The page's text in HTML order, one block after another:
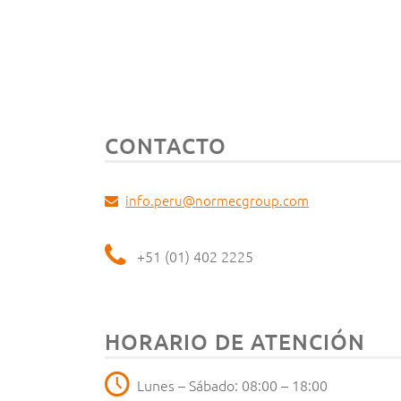
CONTACTO
info.peru@normecgroup.com
+51 (01) 402 2225
HORARIO DE ATENCIÓN
Lunes – Sábado: 08:00 – 18:00